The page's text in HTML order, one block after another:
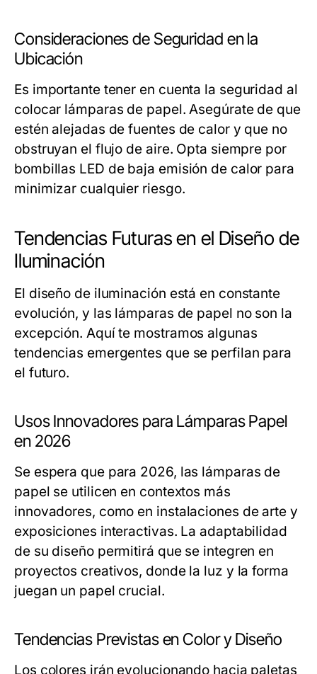
Consideraciones de Seguridad en la
Ubicación
Es importante tener en cuenta la seguridad al
colocar lámparas de papel. Asegúrate de que
estén alejadas de fuentes de calor y que no
obstruyan el flujo de aire. Opta siempre por
bombillas LED de baja emisión de calor para
minimizar cualquier riesgo.
Tendencias Futuras en el Diseño de
Iluminación
El diseño de iluminación está en constante
evolución, y las lámparas de papel no son la
excepción. Aquí te mostramos algunas
tendencias emergentes que se perfilan para
el futuro.
Usos Innovadores para Lámparas Papel
en 2026
Se espera que para 2026, las lámparas de
papel se utilicen en contextos más
innovadores, como en instalaciones de arte y
exposiciones interactivas. La adaptabilidad
de su diseño permitirá que se integren en
proyectos creativos, donde la luz y la forma
juegan un papel crucial.
Tendencias Previstas en Color y Diseño
Los colores irán evolucionando hacia paletas